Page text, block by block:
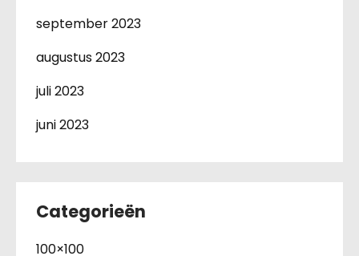
september 2023
augustus 2023
juli 2023
juni 2023
Categorieën
100×100